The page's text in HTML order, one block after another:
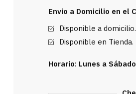
g
cantidad
Envio a Domicilio en el
Disponible a domicilio.
Disponible en Tienda.
Horario: Lunes a